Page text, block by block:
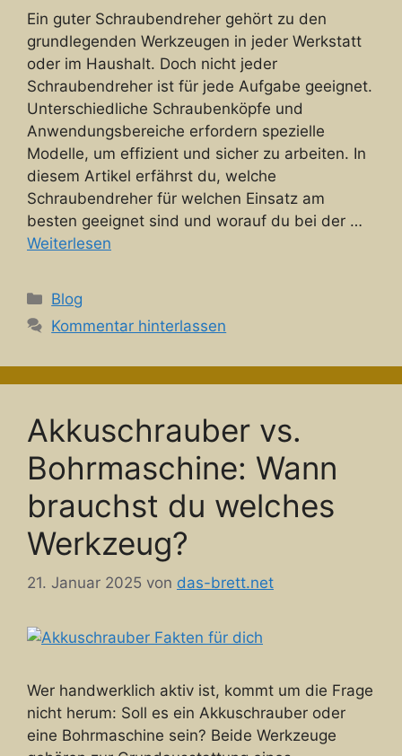
Ein guter Schraubendreher gehört zu den
grundlegenden Werkzeugen in jeder Werkstatt
oder im Haushalt. Doch nicht jeder
Schraubendreher ist für jede Aufgabe geeignet.
Unterschiedliche Schraubenköpfe und
Anwendungsbereiche erfordern spezielle
Modelle, um effizient und sicher zu arbeiten. In
diesem Artikel erfährst du, welche
Schraubendreher für welchen Einsatz am
besten geeignet sind und worauf du bei der …
Weiterlesen
Kategorien
Blog
Kommentar hinterlassen
Akkuschrauber vs.
Bohrmaschine: Wann
brauchst du welches
Werkzeug?
21. Januar 2025 von das-brett.net
Wer handwerklich aktiv ist, kommt um die Frage
nicht herum: Soll es ein Akkuschrauber oder
eine Bohrmaschine sein? Beide Werkzeuge